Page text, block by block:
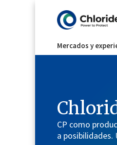
Mercados y
CP como
a